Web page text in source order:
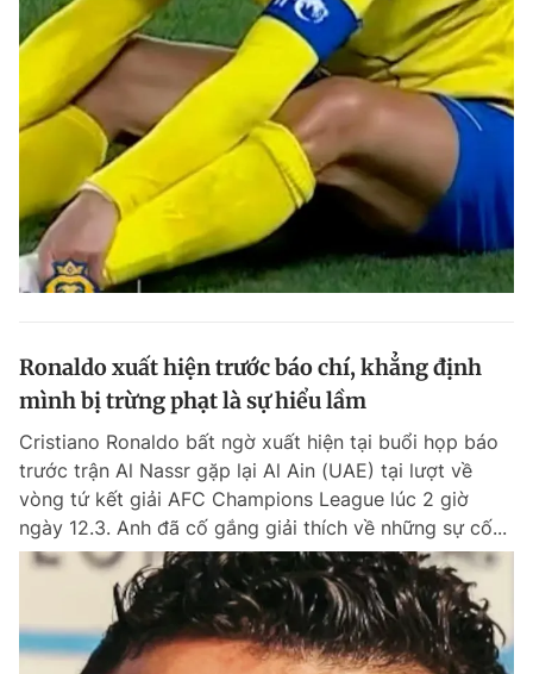
Ronaldo xuất hiện trước báo chí, khẳng định
mình bị trừng phạt là sự hiểu lầm
Cristiano Ronaldo bất ngờ xuất hiện tại buổi họp báo
trước trận Al Nassr gặp lại Al Ain (UAE) tại lượt về
vòng tứ kết giải AFC Champions League lúc 2 giờ
ngày 12.3. Anh đã cố gắng giải thích về những sự cố...